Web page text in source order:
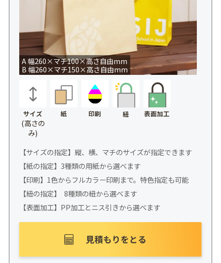
A 幅260×マチ100×高さ自由mm
B 幅260×マチ150×高さ自由mm
サイズ
(高さの
み)
紙 印刷 紐 表面加工
【サイズの指定】縦、横、マチのサイズが指定できます
【紙の指定】3種類の用紙から選べます
【印刷】1色からフルカラー印刷まで。特色指定も可能
【紐の指定】 8種類の紐から選べます
【表面加工】PP加工とニス引きから選べます